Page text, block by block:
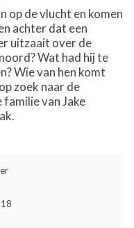
op de vlucht en komen
achter dat een
uitzaait over de
Wat had hij te
Wie van hen komt
zoek naar de
van Jake